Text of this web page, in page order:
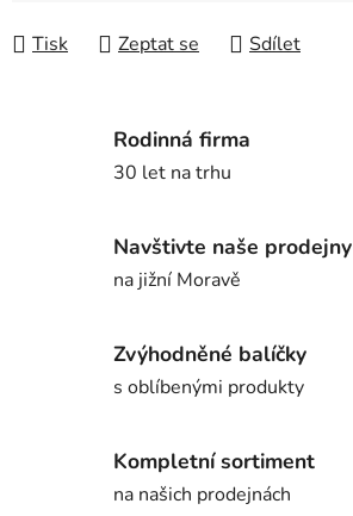
Tisk Zeptat se Sdílet
Rodinná firma
30 let na trhu
Navštivte naše prodejny
na jižní Moravě
Zvýhodněné balíčky
s oblíbenými produkty
Kompletní sortiment
na našich prodejnách